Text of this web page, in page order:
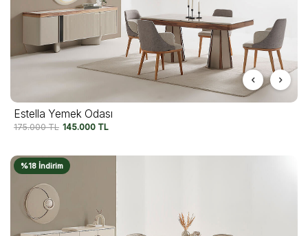
Estella Yemek Odası
175.000TL 145.000 TL
%18 İndirim